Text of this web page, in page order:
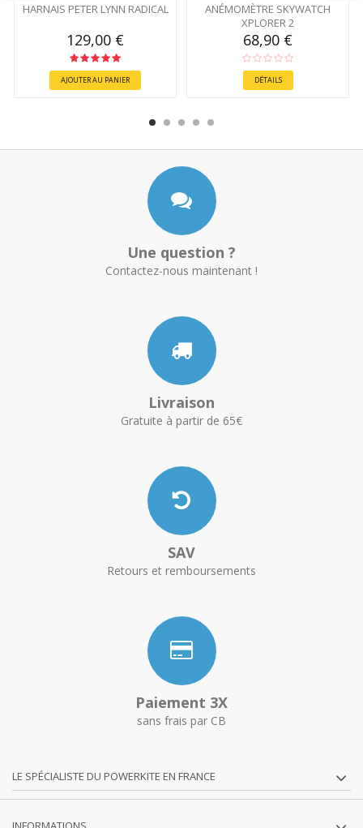
HARNAIS PETER LYNN RADICAL
129,00 €
AJOUTER AU PANIER
ANÉMOMÈTRE SKYWATCH
XPLORER 2
68,90 €
DÉTAILS
Une question ?
Contactez-nous maintenant !
Livraison
Gratuite à partir de 65€
SAV
Retours et remboursements
Paiement 3X
sans frais par CB
LE SPÉCIALISTE DU POWERKITE EN FRANCE